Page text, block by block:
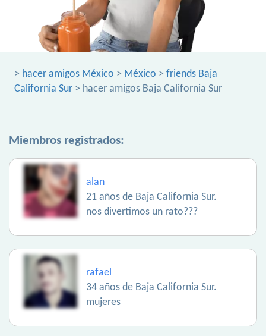
> hacer amigos México > México > friends Baja
California Sur > hacer amigos Baja California Sur
Miembros registrados:
alan
21 años de Baja California Sur.
nos divertimos un rato???
rafael
34 años de Baja California Sur.
mujeres